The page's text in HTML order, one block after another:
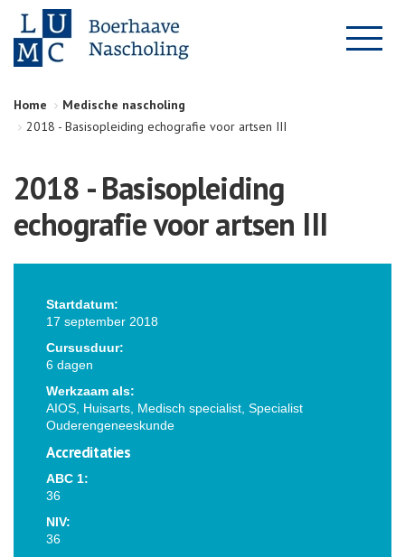
Home
Medische nascholing
2018 - Basisopleiding echografie voor artsen III
2018 - Basisopleiding
echografie voor artsen III
Startdatum:
17 september 2018
Cursusduur:
6 dagen
Werkzaam als:
AIOS, Huisarts, Medisch specialist, Specialist
Ouderengeneeskunde
Accreditaties
ABC 1:
36
NIV:
36